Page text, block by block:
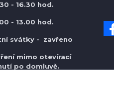
- 16.30 hod.
- 13.00 hod.
svátky - zavřeno
mimo otevírací
po domluvě.